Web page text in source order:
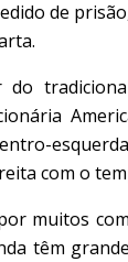
de
do
com o
muitos
têm